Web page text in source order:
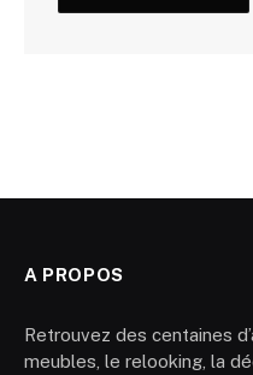
A PROPOS
Retrouvez des centaines
meubles, le relooking, la